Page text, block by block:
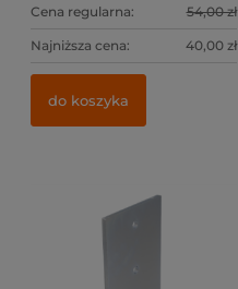
Cena regularna: 54,00 zł
Najniższa cena: 40,00 zł
do koszyka